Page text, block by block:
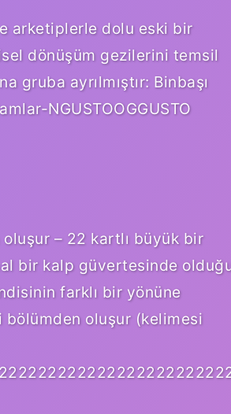
arketiplerle dolu eski bir
dönüşüm gezilerini temsil
gruba ayrılmıştır: Binbaşı
NGUSTOOGGUSTO
– 22 kartlı büyük bir
bir kalp güvertesinde
farklı bir yönüne
bölümden oluşur (kelimesi